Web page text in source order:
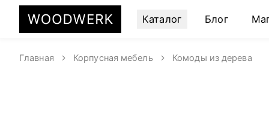
Каталог Блог
Главная Корпусная мебель Комоды из дерева